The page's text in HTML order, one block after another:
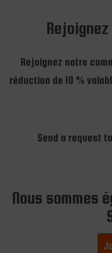
Rejoignez notre
réduction de 10 %
Send a request
Nous sommes